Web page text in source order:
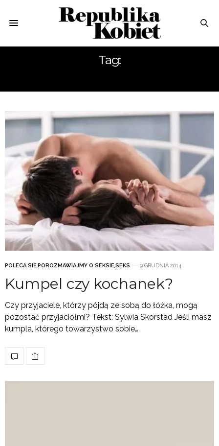
Tag:
POLECA SIĘ,POROZMAWIAJMY O SEKSIE,SEKS 9 GRUDNIA 2014
Kumpel czy kochanek?
Czy przyjaciele, którzy pójdą ze sobą do łóżka, mogą
pozostać przyjaciółmi? Tekst: Sylwia Skorstad Jeśli masz
kumpla, którego towarzystwo sobie…